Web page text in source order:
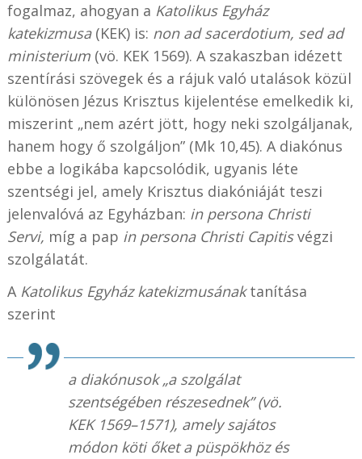
fogalmaz, ahogyan a Katolikus Egyház
katekizmusa(KEK) is: non ad sacerdotium, sed ad
ministerium (vö. KEK 1569). A szakaszban idézett
szentírási szövegek és a rájuk való utalások közül
különösen Jézus Krisztus kijelentése emelkedik ki,
miszerint „nem azért jött, hogy neki szolgáljanak,
hanem hogy ő szolgáljon” (Mk 10,45). A diakónus
ebbe a logikába kapcsolódik, ugyanis léte
szentségi jel, amely Krisztus diakóniáját teszi
jelenvalóvá az Egyházban: in persona Christi
Servi, míg a pap in persona Christi Capitisvégzi
szolgálatát.
A Katolikus Egyház katekizmusánaktanítása
szerint
a diakónusok „a szolgálat
szentségében részesednek” (vö.
KEK 1569–1571), amely sajátos
módon köti őket a püspökhöz és